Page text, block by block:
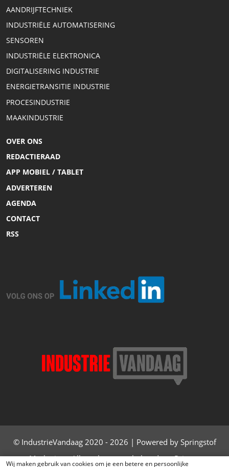
Wij maken gebruik van cookies om je een betere en persoonlijke
AANDRIJFTECHNIEK
INDUSTRIËLE AUTOMATISERING
SENSOREN
INDUSTRIËLE ELEKTRONICA
DIGITALISERING INDUSTRIE
ENERGIETRANSITIE INDUSTRIE
PROCESINDUSTRIE
MAAKINDUSTRIE
OVER ONS
REDACTIERAAD
APP MOBIEL / TABLET
ADVERTEREN
AGENDA
CONTACT
RSS
© IndustrieVandaag 2020 - 2026 | Powered by Springstof
Marketing - Alle rechten voorbehouden -Privacy